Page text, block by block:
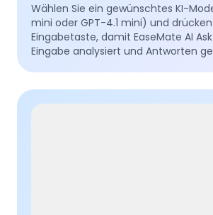
Wählen Sie ein gewünschtes KI-
mini oder GPT-4.1 mini) und drücken
Eingabetaste, damit EaseMate AI Ask
Eingabe analysiert und Antworten